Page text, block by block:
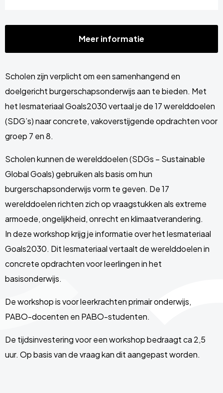
Meer informatie
Scholen zijn verplicht om een samenhangend en
doelgericht burgerschapsonderwijs aan te bieden. Met
het lesmateriaal Goals2030 vertaal je de 17 werelddoelen
(SDG’s) naar concrete, vakoverstijgende opdrachten voor
groep 7 en 8.
Scholen kunnen de werelddoelen (SDGs – Sustainable
Global Goals) gebruiken als basis om hun
burgerschapsonderwijs vorm te geven. De 17
werelddoelen richten zich op vraagstukken als extreme
armoede, ongelijkheid, onrecht en klimaatverandering.
In deze workshop krijg je informatie over het lesmateriaal
Goals2030. Dit lesmateriaal vertaalt de werelddoelen in
concrete opdrachten voor leerlingen in het
basisonderwijs.
De workshop is voor leerkrachten primair onderwijs,
PABO-docenten en PABO-studenten.
De tijdsinvestering voor een workshop bedraagt ca 2,5
uur. Op basis van de vraag kan dit aangepast worden.